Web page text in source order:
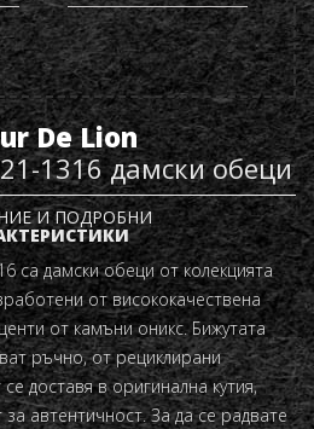
De Lion
1316 дамски обеци
И ПОДРОБНИ
са дамски обеци от колекцията
от висококачествена
от камъни оникс. Бижутата
ръчно, от рециклирани
доставя в оригинална кутия,
автентичност. За да се радвате